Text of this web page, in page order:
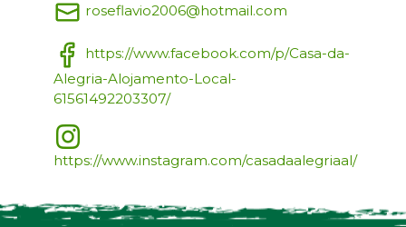
roseflavio2006@hotmail.com
https://www.facebook.com/p/Casa-da-
Alegria-Alojamento-Local-
61561492203307/
https://www.instagram.com/casadaalegriaal/